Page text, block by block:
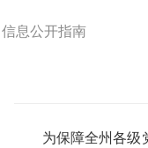
信息公开指南
为保障全州各级